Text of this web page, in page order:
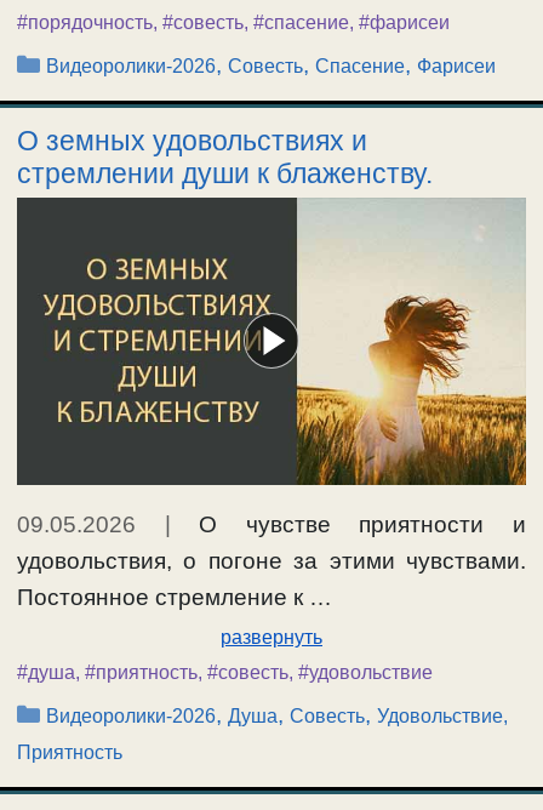
#порядочность, #совесть, #спасение, #фарисеи
Рубрики
Видеоролики-2026,Совесть,Спасение, Фарисеи
О земных удовольствиях и
стремлении души к блаженству.
09.05.2026
О чувстве приятности и
удовольствия, о погоне за этими чувствами.
Постоянное стремление к …
развернуть
#душа, #приятность, #совесть, #удовольствие
Рубрики
Видеоролики-2026,Душа,Совесть,Удовольствие,
Приятность